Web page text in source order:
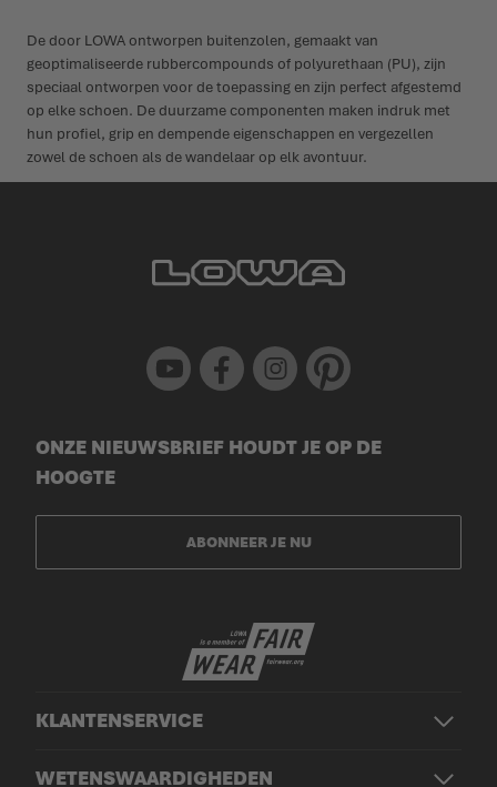
De door LOWA ontworpen buitenzolen, gemaakt van
geoptimaliseerde rubbercompounds of polyurethaan (PU), zijn
speciaal ontworpen voor de toepassing en zijn perfect afgestemd
op elke schoen. De duurzame componenten maken indruk met
hun profiel, grip en dempende eigenschappen en vergezellen
zowel de schoen als de wandelaar op elk avontuur.
Youtube Facebook Instagram Pinterest
KLANTENSERVICE
WETENSWAARDIGHEDEN
ONZE NIEUWSBRIEF HOUDT JE OP DE
HOOGTE
ABONNEER JE NU